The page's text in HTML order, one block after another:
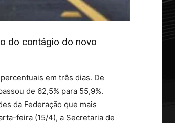
do contágio do novo
em três dias. De
de 62,5% para 55,9%.
da Federação que mais
feira (15/4), a Secretaria de